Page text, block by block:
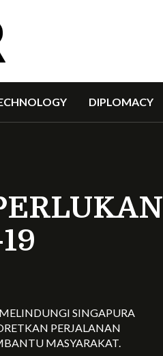
DIPLOMACY
SINGAPURA
PERJALANAN
MASYARAKAT.